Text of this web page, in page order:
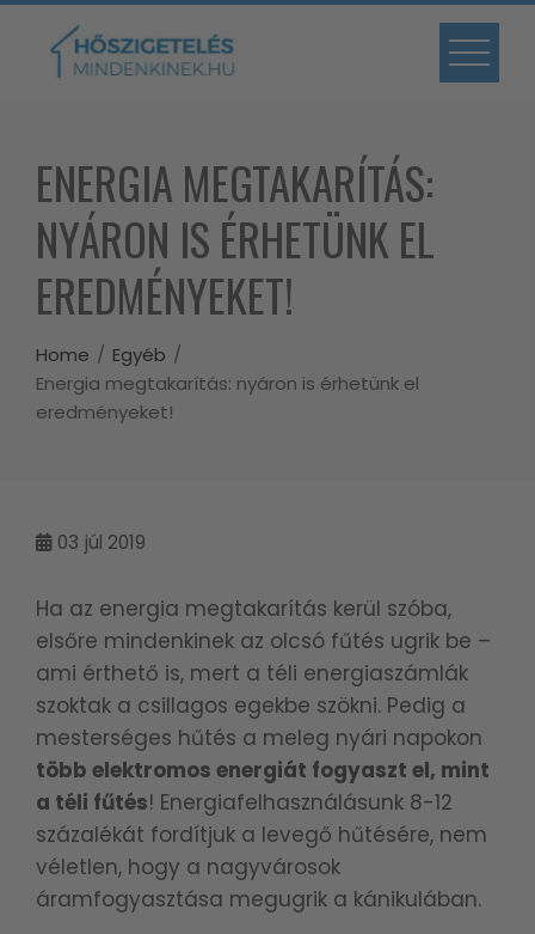
Skip
content
ENERGIA MEGTAKARÍTÁS:
NYÁRON IS ÉRHETÜNK EL
EREDMÉNYEKET!
Home
Egyéb
Energia megtakarítás: nyáron is érhetünk el
eredményeket!
03 júl 2019
Ha az energia megtakarítás kerül szóba,
elsőre mindenkinek az olcsó fűtés ugrik be –
ami érthető is, mert a téli energiaszámlák
szoktak a csillagos egekbe szökni. Pedig a
mesterséges hűtés a meleg nyári napokon
több elektromos energiát fogyaszt el, mint
a téli fűtés! Energiafelhasználásunk 8-12
százalékát fordítjuk a levegő hűtésére, nem
véletlen, hogy a nagyvárosok
áramfogyasztása megugrik a kánikulában.